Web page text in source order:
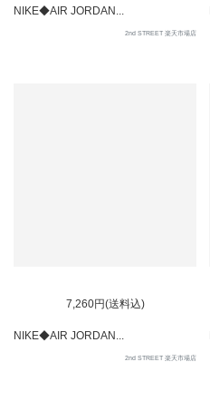
NIKE◆AIR JORDAN...
2nd STREET 楽天市場店
7,260円(送料込)
NIKE◆AIR JORDAN...
2nd STREET 楽天市場店